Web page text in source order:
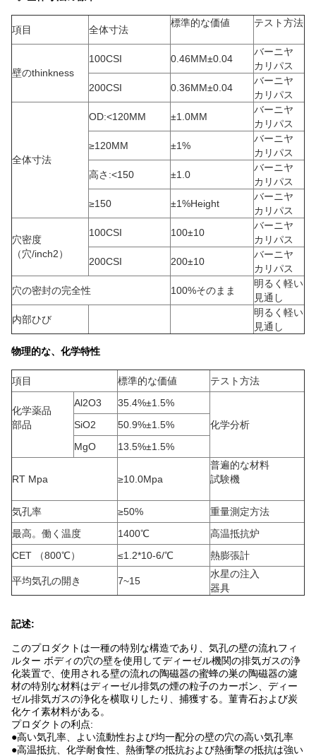
項目 全体寸法
標準的な価値 テスト方法
壁のthinkness
100CSI 0.46MM±0.04
バーニヤ
カリパス
200CSI
0.36MM±0.04
バーニヤ
カリパス
全体寸法
OD:<120MM ±1.0MM
バーニヤ
カリパス
≥120MM
±1%
バーニヤ
カリパス
高さ:<150
±1.0
バーニヤ
カリパス
≥150
±1%Height
バーニヤ
カリパス
穴密度
（穴/inch2）
100CSI 100±10
バーニヤ
カリパス
200CSI
200±10
バーニヤ
カリパス
穴の密封の完全性
100%そのまま
明るく軽い
見通し
内部ひび
明るく軽い
見通し
物理的な、化学特性
項目 標準的な価値 テスト方法
化学薬品
部品
Al2O3
35.4%±1.5%
化学分析
SiO2
50.9%±1.5%
MgO
13.5%±1.5%
RT Mpa ≥10.0Mpa
普遍的な材料
試験機
気孔率 ≥50%
重量測定方法
最高。働く温度
1400℃
高温抵抗炉
CET （800℃）
≤1.2*10-6/℃ 熱膨張計
平均気孔の開き 7~15
水星の注入
器具
記述:
このプロダクトは一種の特別な構造であり、気孔の壁の流れフィ
ルター ボディの穴の壁を使用してディーゼル機関の排気ガスの浄
化装置で、使用される壁の流れの陶磁器の蜜蜂の巣の陶磁器の濾
材の特別な材料はディーゼル排気の煙の粒子のカーボン、ディー
ゼル排気ガスの浄化を横取りしたり、捕獲する。菫青石および炭
化ケイ素材料がある。
プロダクトの利点:
●高い気孔率、よい流動性および均一配分の壁の穴の高い気孔率
●高温抵抗、化学耐食性、熱衝撃の抵抗および熱衝撃の抵抗は強い